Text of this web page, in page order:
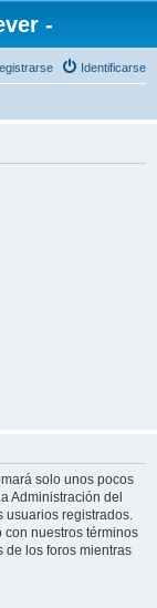
-
Identificarse
solo unos pocos
Administración del
registrados.
nuestros términos
de los foros mientras